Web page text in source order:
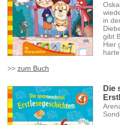
in
gibt
Hier
>> zum Buch
Die